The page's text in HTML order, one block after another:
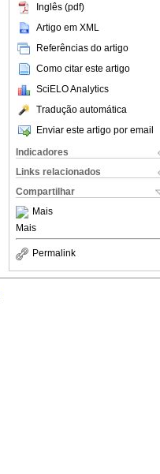
Inglês (pdf)
Artigo em XML
Referências do artigo
Como citar este artigo
SciELO Analytics
Tradução automática
Enviar este artigo por email
Indicadores
Links relacionados
Compartilhar
Mais
Mais
Permalink